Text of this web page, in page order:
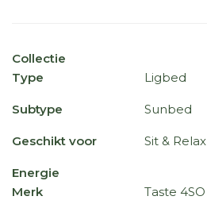
Collectie
Type
Ligbed
Subtype Sunbed
Geschikt voor Sit & Relax
Energie
Merk
Taste 4SO